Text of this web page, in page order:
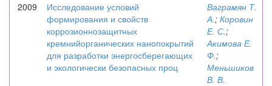
2009
Исследование условий
формирования и свойств
коррозионнозащитных
кремнийорганических нанопокрытий
для разработки энергосберегающих
и экологически безопасных проц
Ваграмян Т.
А.; Коровин
Е. С.;
Акимова Е.
Ф.;
Меньшиков
В. В.